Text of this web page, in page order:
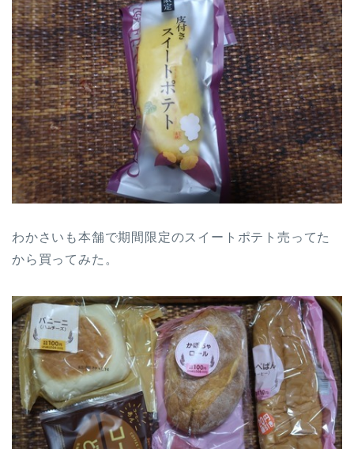
わかさいも本舗で期間限定のスイートポテト売ってた
から買ってみた。